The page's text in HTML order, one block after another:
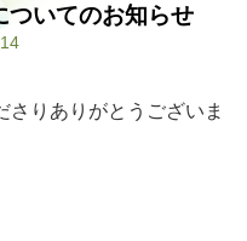
ついてのお知らせ
さりありがとうございま